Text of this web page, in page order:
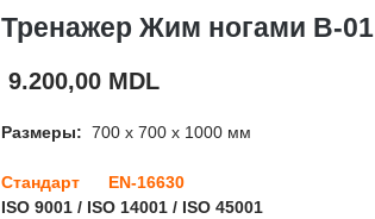
Тренажер Жим ногами B-01
9.200,00 MDL
Размеры: 700 x 700 x 1000 мм
Стандарт EN-16630
ISO 9001 / ISO 14001 / ISO 45001